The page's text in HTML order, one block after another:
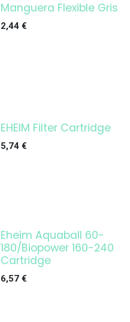
Manguera Flexible Gris
2,44€
EHEIM Filter Cartridge
5,74€
Eheim Aquaball 60-
180/Biopower 160-240
Cartridge
6,57€